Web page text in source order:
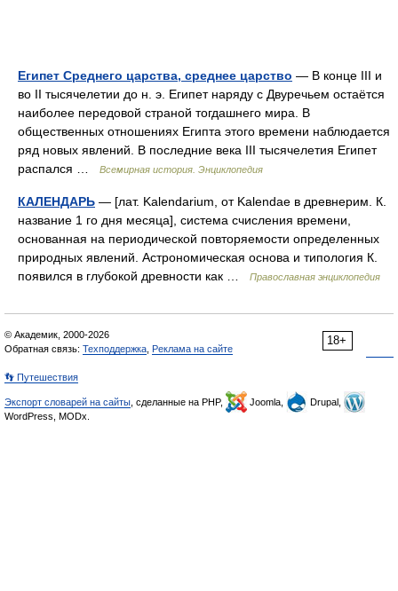
Египет Среднего царства, среднее царство — В конце III и
во II тысячелетии до н. э. Египет наряду с Двуречьем остаётся
наиболее передовой страной тогдашнего мира. В
общественных отношениях Египта этого времени наблюдается
ряд новых явлений. В последние века III тысячелетия Египет
распался …
Всемирная история. Энциклопедия
КАЛЕНДАРЬ — [лат. Kalendarium, от Kalendae в древнерим. К.
название 1 го дня месяца], система счисления времени,
основанная на периодической повторяемости определенных
природных явлений. Астрономическая основа и типология К.
появился в глубокой древности как …
Православная энциклопедия
18+
© Академик, 2000-2026
Обратная связь: Техподдержка Реклама на сайте
👣 Путешествия
Экспорт словарей на сайты , сделанные на PHP, Joomla,
Drupal,
WordPress, MODx.